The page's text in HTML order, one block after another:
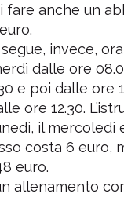
fare anche un
invece,
dalle ore
e poi dalle ore
ore 12.30.
il mercoledì
costa 6 euro,
euro.
allenamento